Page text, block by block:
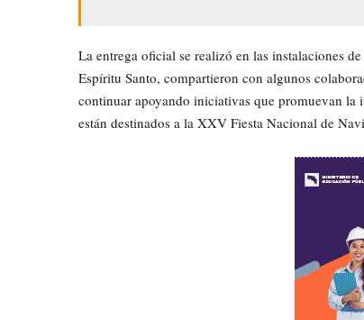
La entrega oficial se realizó en las instalaciones
Espíritu Santo, compartieron con algunos
continuar apoyando iniciativas que promuevan la
están destinados a la XXV Fiesta Nacional de